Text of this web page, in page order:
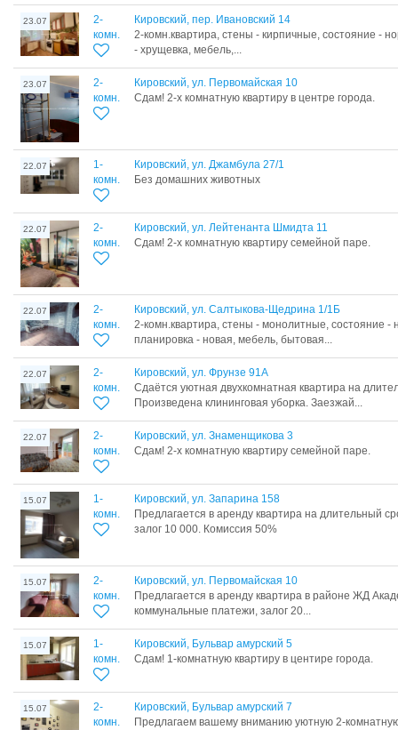
23.07
2-
комн.
Кировский, пер. Ивановский 14
2-комн.квартира, стены - кирпичные, состояние -
- хрущевка, мебель,...
23.07
2-
комн.
Кировский, ул. Первомайская 10
Сдам! 2-х комнатную квартиру в центре города.
22.07
1-
комн.
Кировский, ул. Джамбула 27/1
Без домашних животных
22.07
2-
комн.
Кировский, ул. Лейтенанта Шмидта 11
Сдам! 2-х комнатную квартиру семейной паре.
22.07
2-
комн.
Кировский, ул. Салтыкова-Щедрина 1/1Б
2-комн.квартира, стены - монолитные, состояние -
планировка - новая, мебель, бытовая...
22.07
2-
комн.
Кировский, ул. Фрунзе 91А
Сдаётся уютная двухкомнатная квартира на
Произведена клининговая уборка. Заезжай...
22.07
2-
комн.
Кировский, ул. Знаменщикова 3
Сдам! 2-х комнатную квартиру семейной паре.
15.07
1-
комн.
Кировский, ул. Запарина 158
Предлагается в аренду квартира на длительный
залог 10 000. Комиссия 50%
15.07
2-
комн.
Кировский, ул. Первомайская 10
Предлагается в аренду квартира в районе ЖД
коммунальные платежи, залог 20...
15.07
1-
комн.
Кировский, Бульвар амурский 5
Сдам! 1-комнатную квартиру в центире города.
15.07
2-
комн.
Кировский, Бульвар амурский 7
Предлагаем вашему вниманию уютную 2-